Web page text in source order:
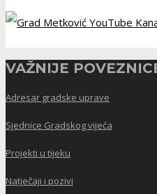
VAŽNIJE
Adresar gradske uprave
Sjednice Gradskog vijeća
Projekti u tijeku
Natječaji i pozivi